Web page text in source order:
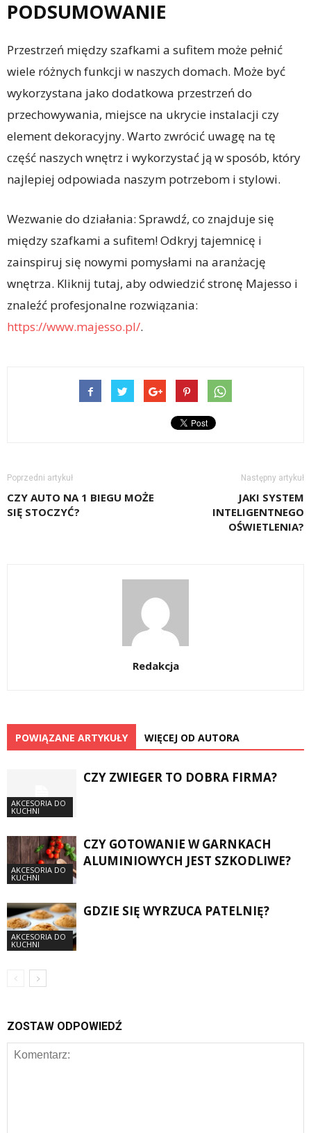
PODSUMOWANIE
Przestrzeń między szafkami a sufitem może pełnić
wiele różnych funkcji w naszych domach. Może być
wykorzystana jako dodatkowa przestrzeń do
przechowywania, miejsce na ukrycie instalacji czy
element dekoracyjny. Warto zwrócić uwagę na tę
część naszych wnętrz i wykorzystać ją w sposób, który
najlepiej odpowiada naszym potrzebom i stylowi.
Wezwanie do działania: Sprawdź, co znajduje się
między szafkami a sufitem! Odkryj tajemnicę i
zainspiruj się nowymi pomysłami na aranżację
wnętrza. Kliknij tutaj, aby odwiedzić stronę Majesso i
znaleźć profesjonalne rozwiązania:
https://www.majesso.pl/.
Poprzedni artykuł
CZY AUTO NA 1 BIEGU MOŻE
SIĘ STOCZYĆ?
Następny artykuł
JAKI SYSTEM
INTELIGENTNEGO
OŚWIETLENIA?
Redakcja
POWIĄZANE ARTYKUŁY WIĘCEJ OD AUTORA
AKCESORIA DO
KUCHNI
CZY ZWIEGER TO DOBRA FIRMA?
AKCESORIA DO
KUCHNI
CZY GOTOWANIE W GARNKACH
ALUMINIOWYCH JEST SZKODLIWE?
AKCESORIA DO
KUCHNI
GDZIE SIĘ WYRZUCA PATELNIĘ?
ZOSTAW ODPOWIEDŹ